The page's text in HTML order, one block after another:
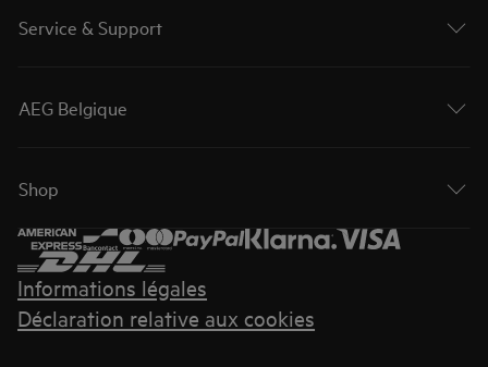
Service & Support
AEG Belgique
Shop
Informations légales
Déclaration relative aux cookies